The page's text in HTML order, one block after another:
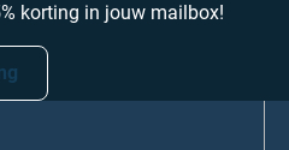
korting in jouw mailbox!